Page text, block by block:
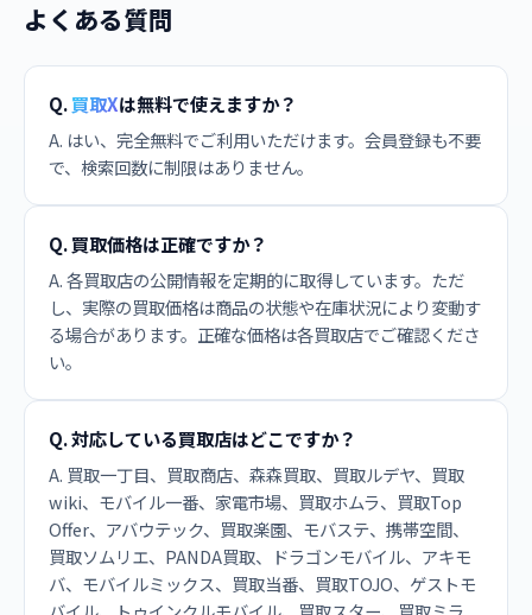
よくある質問
Q.買取Xは無料で使えますか？
A. はい、完全無料でご利用いただけます。会員登録も不要
で、検索回数に制限はありません。
Q. 買取価格は正確ですか？
A. 各買取店の公開情報を定期的に取得しています。ただ
し、実際の買取価格は商品の状態や在庫状況により変動す
る場合があります。正確な価格は各買取店でご確認くださ
い。
Q. 対応している買取店はどこですか？
A. 買取一丁目、買取商店、森森買取、買取ルデヤ、買取
wiki、モバイル一番、家電市場、買取ホムラ、買取Top
Offer、アバウテック、買取楽園、モバステ、携帯空間、
買取ソムリエ、PANDA買取、ドラゴンモバイル、アキモ
バ、モバイルミックス、買取当番、買取TOJO、ゲストモ